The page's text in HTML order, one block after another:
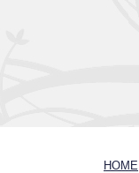
HOME